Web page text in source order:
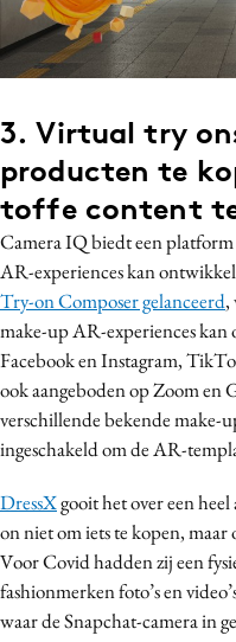
3. Virtual try
producten te
toffe content
Camera IQ biedt een
AR-experiences kan
Try-on Composer gelanceerd,
make-up AR-experiences
Facebook en Instagram,
ook aangeboden op Zoom en
verschillende bekende make-
ingeschakeld om de AR-
DressXgooit het over een
on niet om iets te kopen, maar
Voor Covid hadden zij een
fashionmerken foto’s en
waar de Snapchat-camera in